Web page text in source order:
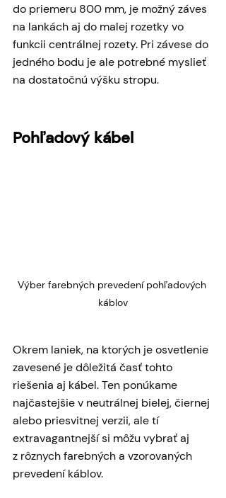
do priemeru 800 mm, je možný záves
na lankách aj do malej rozetky vo
funkcii centrálnej rozety. Pri závese do
jedného bodu je ale potrebné myslieť
na dostatočnú výšku stropu.
Pohľadový kábel
Výber farebných prevedení pohľadových
káblov
Okrem laniek, na ktorých je osvetlenie
zavesené je dôležitá časť tohto
riešenia aj kábel. Ten ponúkame
najčastejšie v neutrálnej bielej, čiernej
alebo priesvitnej verzii, ale tí
extravagantnejší si môžu vybrať aj
z rôznych farebných a vzorovaných
prevedení káblov.